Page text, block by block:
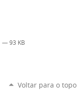
— 93 KB
Voltar para o topo